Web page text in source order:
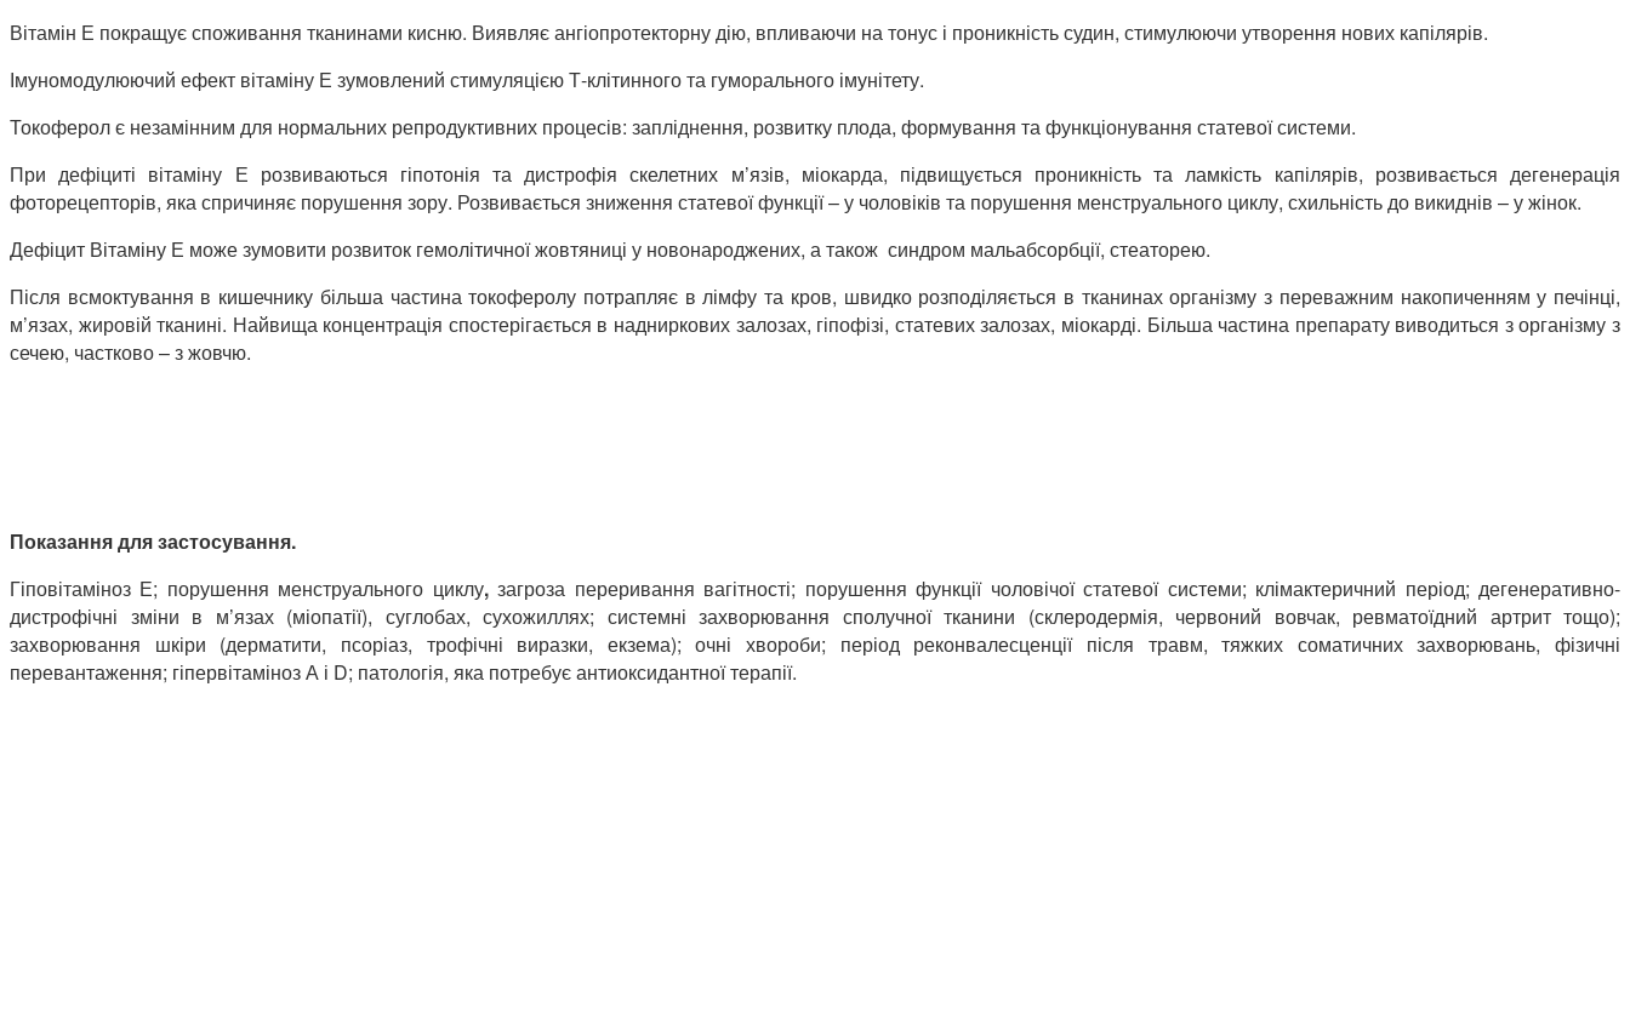
Вітамін Е покращує споживання тканинами кисню. Виявляє ангіопротекторну дію, впливаючи на тонус і проникність судин, стимулюючи утворення нових капілярів.
Імуномодулюючий ефект вітаміну Е зумовлений стимуляцією Т-клітинного та гуморального імунітету.
Токоферол є незамінним для нормальних репродуктивних процесів: запліднення, розвитку плода, формування та функціонування статевої системи.
При дефіциті вітаміну Е розвиваються гіпотонія та дистрофія скелетних м’язів, міокарда, підвищується проникність та ламкість капілярів, розвивається дегенерація
фоторецепторів, яка спричиняє порушення зору. Розвивається зниження статевої функції – у чоловіків та порушення менструального циклу, схильність до викиднів – у жінок.
Дефіцит Вітаміну Е може зумовити розвиток гемолітичної жовтяниці у новонароджених, а також синдром мальабсорбції, стеаторею.
Після всмоктування в кишечнику більша частина токоферолу потрапляє в лімфу та кров, швидко розподіляється в тканинах організму з переважним накопиченням у печінці,
м’язах, жировій тканині. Найвища концентрація спостерігається в надниркових залозах, гіпофізі, статевих залозах, міокарді. Більша частина препарату виводиться з організму з
сечею, частково – з жовчю.
Показання для застосування.
Гіповітаміноз Е; порушення менструального циклу,загроза переривання вагітності; порушення функції чоловічої статевої системи; клімактеричний період; дегенеративно-
дистрофічні зміни в м’язах (міопатії), суглобах, сухожиллях; системні захворювання сполучної тканини (склеродермія, червоний вовчак, ревматоїдний артрит тощо);
захворювання шкіри (дерматити, псоріаз, трофічні виразки, екзема); очні хвороби; період реконвалесценції після травм, тяжких соматичних захворювань, фізичні
перевантаження; гіпервітаміноз А і D; патологія, яка потребує антиоксидантної терапії.